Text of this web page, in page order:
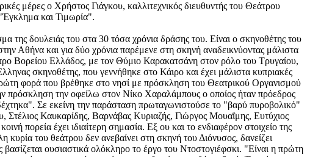
μέρες ο Χρήστος Γιάγκου, καλλιτεχνικός διευθυντής του Θεάτρου
και Τιμωρία".
της δουλειάς του στα 30 τόσα χρόνια δράσης του. Είναι ο σκηνοθέτης του
Αθήνα και για δύο χρόνια παρέμενε στη σκηνή αναδεικνύοντας μάλιστα
Βορείου Ελλάδος, με τον Θύμιο Καρακατσάνη στον ρόλο του Τρυγαίου,
σκηνοθέτης, που γεννήθηκε στο Κάιρο και έχει μάλιστα κυπριακές
φορά που βρέθηκε στο νησί με πρόσκληση του Θεατρικού Οργανισμού
την οφείλω στον Νίκο Χαραλάμπους ο οποίος ήταν πρόεδρος
Σε εκείνη την παράσταση πρωταγωνιστούσε το "βαρύ πυροβολικό"
Στέλιος Καυκαρίδης, Βαρνάβας Κυριαζής, Γιώργος Μουαΐμης, Ευτύχιος
πορεία έχει ιδιαίτερη σημασία. Εξ ου και το ενδιαφέρον στοιχείο της
του θεάτρου δεν ανεβαίνει στη σκηνή του Διόνυσος, δανείζει
ουσιαστικά ολόκληρο το έργο του Ντοστογιέφσκι. "Είναι η πρώτη